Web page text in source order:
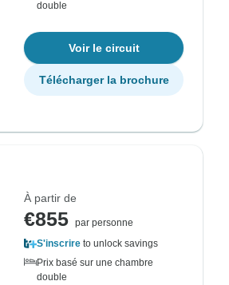
double
Voir le circuit
Télécharger la brochure
À partir de
€855 par personne
S'inscrire to unlock savings
Prix basé sur une chambre
double